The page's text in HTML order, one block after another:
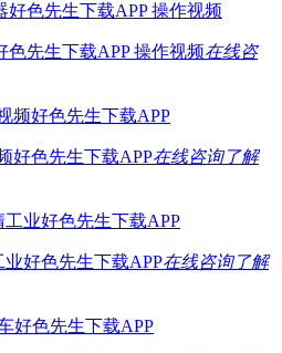
先生下载APP 操作视频在线咨
好色先生下载APP在线咨询了解
好色先生下载APP在线咨询了解